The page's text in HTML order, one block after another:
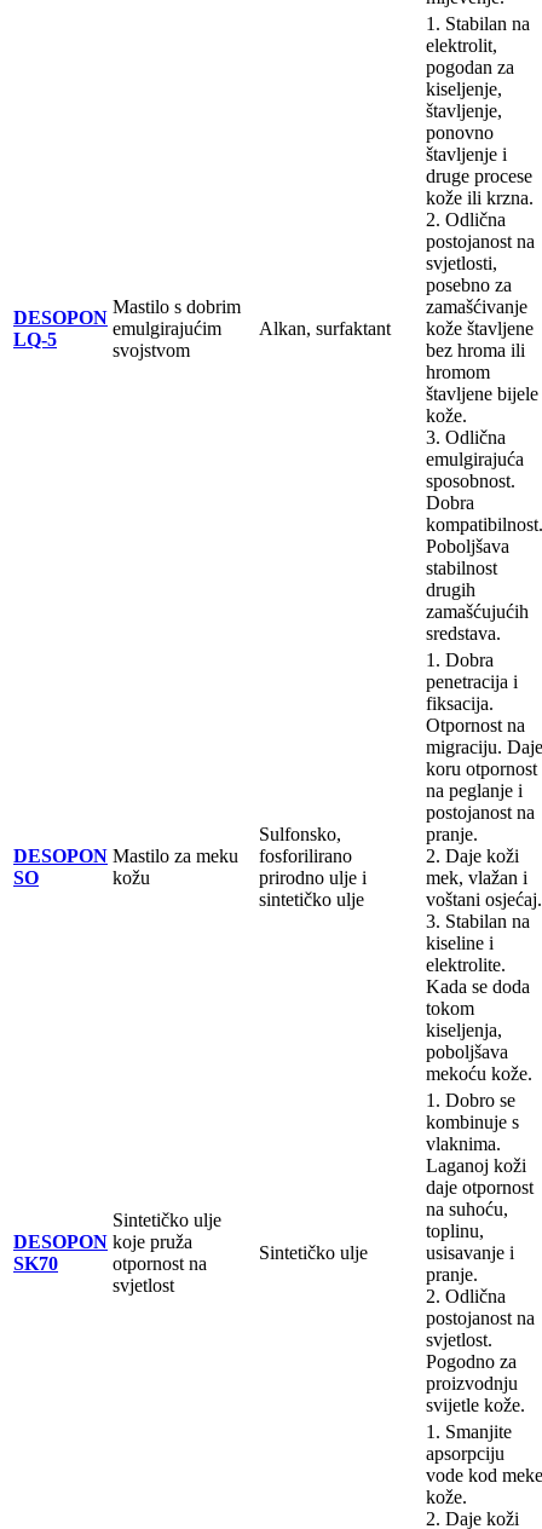
DESOPON
LQ-5
Mastilo s dobrim
emulgirajućim
svojstvom
Alkan, surfaktant
1. Stabilan na
elektrolit,
pogodan za
kiseljenje,
štavljenje,
ponovno
štavljenje i
druge procese
kože ili krzna.
2. Odlična
postojanost na
svjetlosti,
posebno za
zamašćivanje
kože štavljene
bez hroma ili
hromom
štavljene bijele
kože.
3. Odlična
emulgirajuća
sposobnost.
Dobra
kompatibilnost.
Poboljšava
stabilnost
drugih
zamašćujućih
sredstava.
DESOPON
SO
Mastilo za meku
kožu
Sulfonsko,
fosforilirano
prirodno ulje i
sintetičko ulje
1. Dobra
penetracija i
fiksacija.
Otpornost na
migraciju. Daje
koru otpornost
na peglanje i
postojanost na
pranje.
2. Daje koži
mek, vlažan i
voštani osjećaj.
3. Stabilan na
kiseline i
elektrolite.
Kada se doda
tokom
kiseljenja,
poboljšava
mekoću kože.
DESOPON
SK70
Sintetičko ulje
koje pruža
otpornost na
svjetlost
Sintetičko ulje
1. Dobro se
kombinuje s
vlaknima.
Laganoj koži
daje otpornost
na suhoću,
toplinu,
usisavanje i
pranje.
2. Odlična
postojanost na
svjetlost.
Pogodno za
proizvodnju
svijetle kože.
1. Smanjite
apsorpciju
vode kod meke
kože.
2. Daje koži